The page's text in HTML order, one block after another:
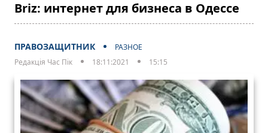
Briz: интернет для бизнеса в Одессе
ПРАВОЗАЩИТНИК
РАЗНОЕ
Редакція Час Пік
18:11:2021 15:15